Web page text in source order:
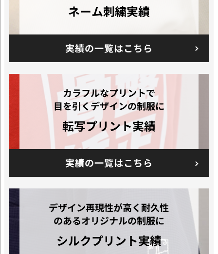
ネーム刺繍実績
実績の一覧はこちら
カラフルなプリントで
目を引くデザインの制服に
転写プリント実績
実績の一覧はこちら
デザイン再現性が高く耐久性
のあるオリジナルの制服に
シルクプリント実績